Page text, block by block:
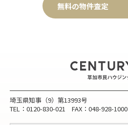
無料の物件査定
埼玉県知事（9）第13993号
TEL：0120-830-021 FAX：048-928-1000